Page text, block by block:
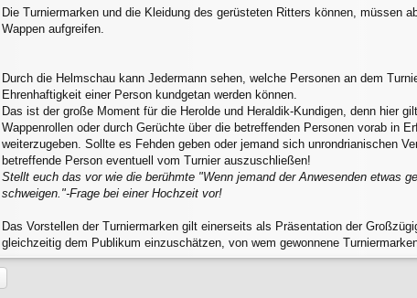
Die Turniermarken und die Kleidung des gerüsteten Ritters können, müssen
Wappen aufgreifen.
Durch die Helmschau kann Jedermann sehen, welche Personen an dem
Ehrenhaftigkeit einer Person kundgetan werden können.
Das ist der große Moment für die Herolde und Heraldik-Kundigen, denn hier
Wappenrollen oder durch Gerüchte über die betreffenden Personen vorab in
weiterzugeben. Sollte es Fehden geben oder jemand sich unrondrianischen
betreffende Person eventuell vom Turnier auszuschließen!
Stellt euch das vor wie die berühmte "Wenn jemand der Anwesenden etwas
schweigen."-Frage bei einer Hochzeit vor!
Das Vorstellen der Turniermarken gilt einerseits als Präsentation der
gleichzeitig dem Publikum einzuschätzen, von wem gewonnene